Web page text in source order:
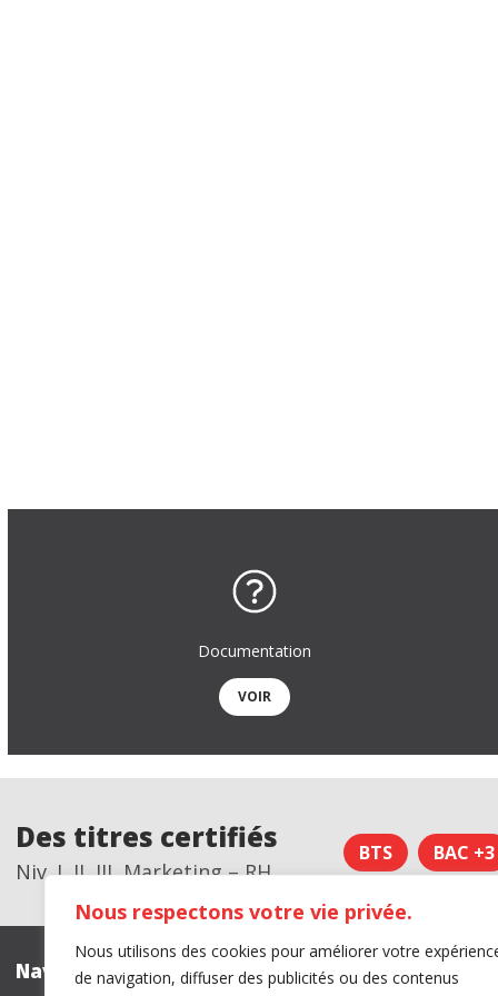
Nous respectons votre vie privée.
Nous utilisons des cookies pour améliorer votre
de navigation, diffuser des publicités ou des contenus
Documentation
VOIR
Des titres certifiés
Niv. I, II, III, Marketing – RH
BTS BAC +3
Navigation
métiers après l’école de commerce ?
localiser